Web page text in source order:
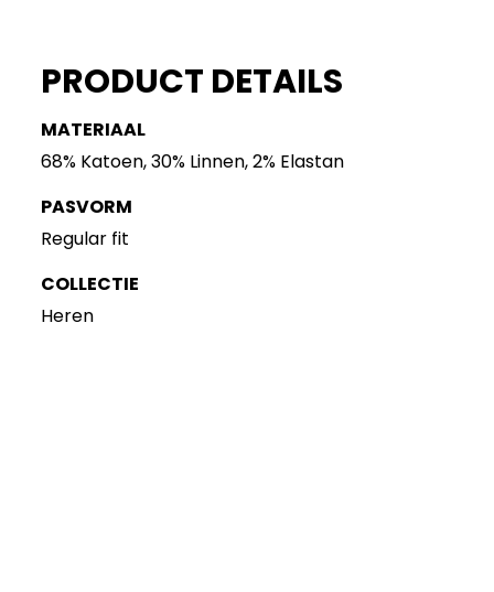
PRODUCT DETAILS
MATERIAAL
68% Katoen, 30% Linnen, 2% Elastan
PASVORM
Regular fit
COLLECTIE
Heren